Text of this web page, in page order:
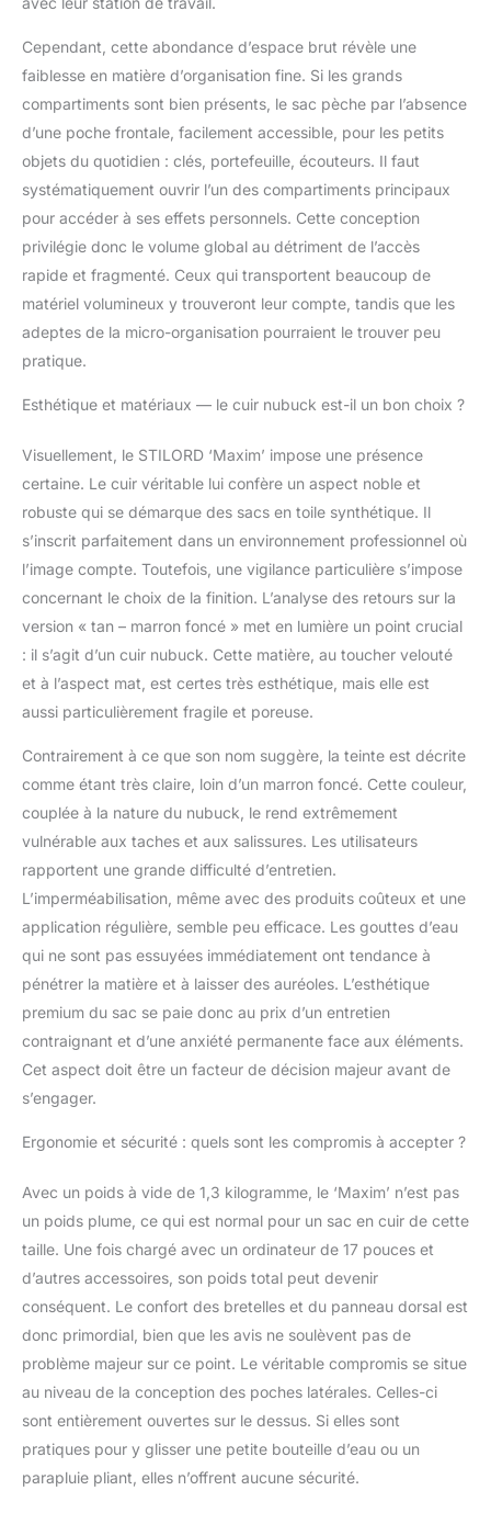
confort optimal. Il est
donc idéal comme sac
a dos velo et comme
compagnon pour le
bureau, l'université ou
les voyages d'affaires.
VINTAGE: Service,
confiance et qualité
sont essentiels pour
nous. Nous aimons les
modernes qui
surpassent les
le monde plus élégant.
34 x 20 x 48 cm |
Poids: 1305 g |
| Fabricant: STILORD |
Compatibilité: 2
compartiments
rembourrés pour pc 17
40 & 27 x 45 cm) |
Spécificité: Poche anti-
vol au dos, fixation
trolley
Cependant, cette abondance d’espace brut révèle une
faiblesse en matière d’organisation fine. Si les grands
compartiments sont bien présents, le sac pèche par l’absence
d’une poche frontale, facilement accessible, pour les petits
objets du quotidien : clés, portefeuille, écouteurs. Il faut
systématiquement ouvrir l’un des compartiments principaux
pour accéder à ses effets personnels. Cette conception
privilégie donc le volume global au détriment de l’accès
rapide et fragmenté. Ceux qui transportent beaucoup de
matériel volumineux y trouveront leur compte, tandis que les
adeptes de la micro-organisation pourraient le trouver peu
pratique.
Esthétique et matériaux — le cuir nubuck est-il un bon choix ?
Visuellement, le STILORD ‘Maxim’ impose une présence
certaine. Le cuir véritable lui confère un aspect noble et
robuste qui se démarque des sacs en toile synthétique. Il
s’inscrit parfaitement dans un environnement professionnel où
l’image compte. Toutefois, une vigilance particulière s’impose
concernant le choix de la finition. L’analyse des retours sur la
version « tan – marron foncé » met en lumière un point crucial
: il s’agit d’un cuir nubuck. Cette matière, au toucher velouté
et à l’aspect mat, est certes très esthétique, mais elle est
aussi particulièrement fragile et poreuse.
Contrairement à ce que son nom suggère, la teinte est décrite
comme étant très claire, loin d’un marron foncé. Cette couleur,
couplée à la nature du nubuck, le rend extrêmement
vulnérable aux taches et aux salissures. Les utilisateurs
rapportent une grande difficulté d’entretien.
L’imperméabilisation, même avec des produits coûteux et une
application régulière, semble peu efficace. Les gouttes d’eau
qui ne sont pas essuyées immédiatement ont tendance à
pénétrer la matière et à laisser des auréoles. L’esthétique
premium du sac se paie donc au prix d’un entretien
contraignant et d’une anxiété permanente face aux éléments.
Cet aspect doit être un facteur de décision majeur avant de
s’engager.
Ergonomie et sécurité : quels sont les compromis à accepter ?
Avec un poids à vide de 1,3 kilogramme, le ‘Maxim’ n’est pas
un poids plume, ce qui est normal pour un sac en cuir de cette
taille. Une fois chargé avec un ordinateur de 17 pouces et
d’autres accessoires, son poids total peut devenir
conséquent. Le confort des bretelles et du panneau dorsal est
donc primordial, bien que les avis ne soulèvent pas de
problème majeur sur ce point. Le véritable compromis se situe
au niveau de la conception des poches latérales. Celles-ci
sont entièrement ouvertes sur le dessus. Si elles sont
pratiques pour y glisser une petite bouteille d’eau ou un
parapluie pliant, elles n’offrent aucune sécurité.